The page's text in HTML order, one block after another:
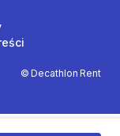
© Decathlon Rent